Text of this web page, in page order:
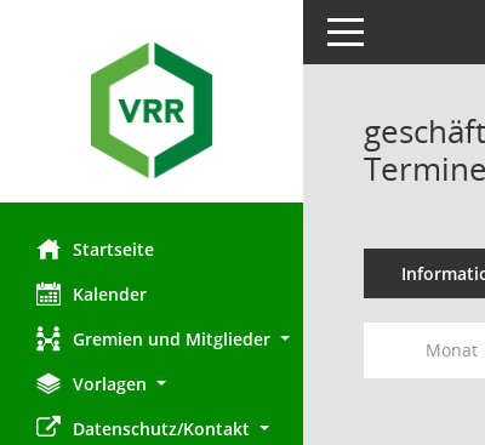
Startseite
Kalender
Gremien und Mitglieder
Vorlagen
Datenschutz/Kontakt
Toggle navigation
Monat